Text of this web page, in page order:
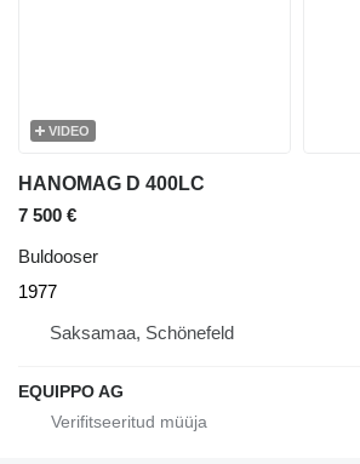
VIDEO
HANOMAG D 400LC
7 500 €
Buldooser
1977
Saksamaa, Schönefeld
EQUIPPO AG